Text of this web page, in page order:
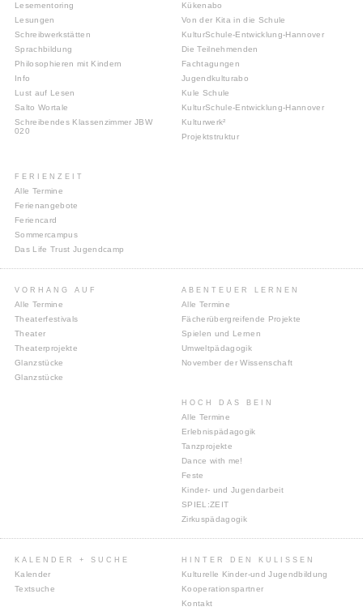
Lesementoring
Lesungen
Schreibwerkstätten
Sprachbildung
Philosophieren mit Kindern
Info
Lust auf Lesen
Salto Wortale
Schreibendes Klassenzimmer JBW
020
Kükenabo
Von der Kita in die Schule
KulturSchule-Entwicklung-Hannover
Die Teilnehmenden
Fachtagungen
Jugendkulturabo
Kule Schule
KulturSchule-Entwicklung-Hannover
Kulturwerk²
Projektstruktur
FERIENZEIT
Alle Termine
Ferienangebote
Feriencard
Sommercampus
Das Life Trust Jugendcamp
VORHANG AUF
Alle Termine
Theaterfestivals
Theater
Theaterprojekte
Glanzstücke
Glanzstücke
ABENTEUER LERNEN
Alle Termine
Fächerübergreifende Projekte
Spielen und Lernen
Umweltpädagogik
November der Wissenschaft
HOCH DAS BEIN
Alle Termine
Erlebnispädagogik
Tanzprojekte
Dance with me!
Feste
Kinder- und Jugendarbeit
SPIEL:ZEIT
Zirkuspädagogik
KALENDER + SUCHE
Kalender
Textsuche
HINTER DEN KULISSEN
Kulturelle Kinder-und Jugendbildung
Kooperationspartner
Kontakt